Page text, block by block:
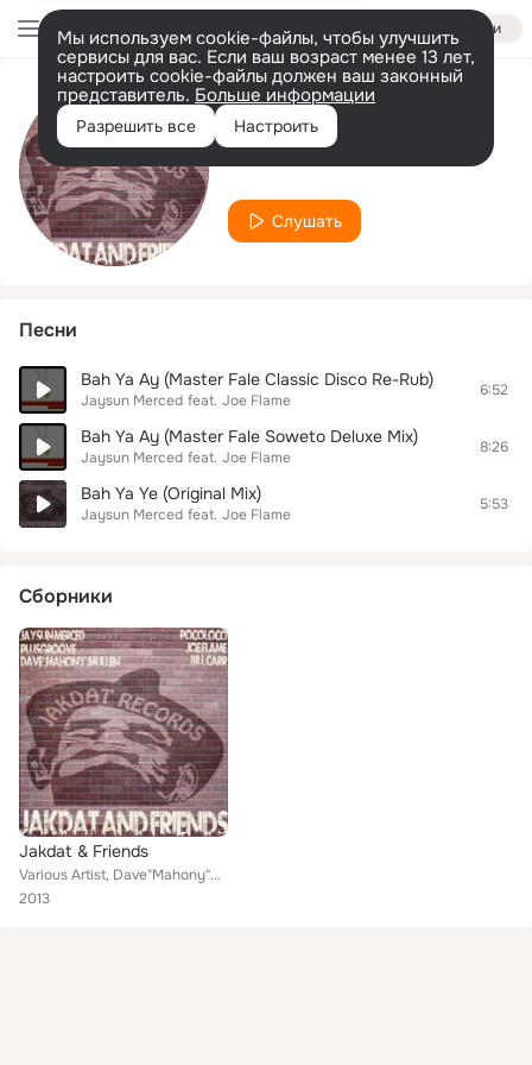
Войти
Мы используем cookie-файлы, чтобы улучшить
сервисы для вас. Если ваш возраст менее 13 лет,
настроить cookie-файлы должен ваш законный
представитель. Больше информации
Разрешить все Настроить
Исполнитель
Joe Flame
Слушать
Песни
Bah Ya Ay (Master Fale Classic Disco Re-Rub)
Jaysun Merced feat. Joe Flame
6:52
Bah Ya Ay (Master Fale Soweto Deluxe Mix)
Jaysun Merced feat. Joe Flame
8:26
Bah Ya Ye (Original Mix)
Jaysun Merced feat. Joe Flame
5:53
Сборники
Jakdat & Friends
Various Artist, Dave"Mahony"Mullen, Innerface, Jaysun Merced, Bill Carr feat. Joe Flame
2013